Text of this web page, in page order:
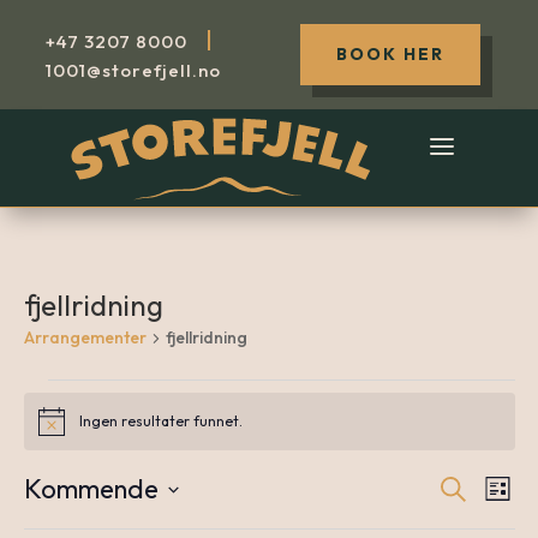
+47 3207 8000 |
1001@storefjell.no
BOOK HER
fjellridning
Arrangementer fjellridning
Arrangementer
NoticeIngen resultater funnet.
Søk Liste
Kommende